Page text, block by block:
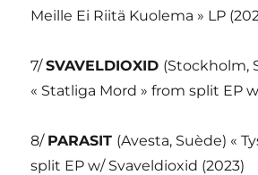
Meille Ei Riitä Kuolema » LP
7/SVAVELDIOXID (Stockholm,
« Statliga Mord » from split EP
8/ PARASIT (Avesta, Suède) «
split EP w/ Svaveldioxid (2023)